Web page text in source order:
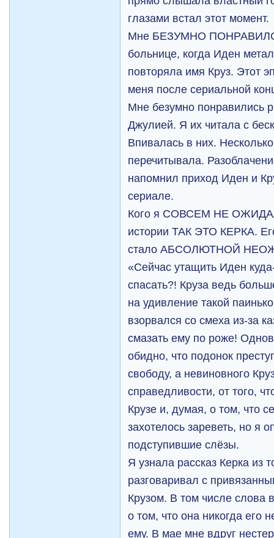
глазами встал этот момент.
Мне БЕЗУМНО
больнице, когда Иден
повторяла имя Круз. Этот
меня после сериальной
Мне безумно понравились
Джулией. Я их читала с
Впивалась в них.
перечитывала.
напомнил приход Иден и
сериале.
Кого я СОВСЕМ НЕ
истории ТАК ЭТО КЕРКА.
стало АБСОЛЮТНОЙ
«Сейчас утащить Иден
спасать?! Круза ведь
на удивление такой
взорвался со смеха из-за
смазать ему по роже!
обидно, что подонок
свободу, а невиновного
справедливости, от того,
Крузе и, думая, о том, что
захотелось зареветь, но я
подступившие слёзы.
Я узнала рассказ Керка из
разговаривал с
Крузом. В том числе слова
о том, что она никогда его
ему. В мае мне вдруг